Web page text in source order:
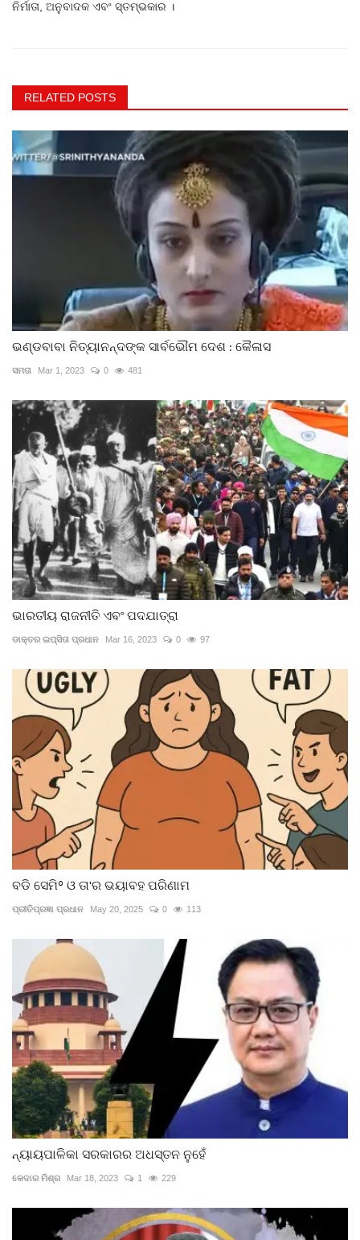
ନିର୍ମାତା, ଅନୁବାଦକ ଏବଂ ସ୍ତମ୍ଭକାର ।
RELATED POSTS
ଭଣ୍ଡବାବା ନିତ୍ୟାନନ୍ଦଙ୍କ ସାର୍ବଭୌମ ଦେଶ : କୈଳାସ
ସମତା Mar 1, 2023 0 481
ଭାରତୀୟ ରାଜନୀତି ଏବଂ ପଦଯାତ୍ରା
ଡାକ୍ତର ଇପ୍‌ସିତା ପ୍ରଧାନ Mar 16, 2023 0 97
ବଡି ସେମି° ଓ ତା'ର ଭୟାବହ ପରିଣାମ
ପ୍ରୀତିପ୍ରଜ୍ଞା ପ୍ରଧାନ May 20, 2025 0 113
ନ୍ୟାୟପାଳିକା ସରକାରର ଅଧସ୍ତନ ନୁହେଁ
କେଦାର ମିଶ୍ର Mar 18, 2023 1 229